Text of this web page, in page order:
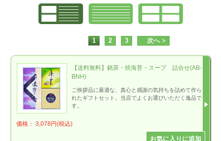
1 2 3 次へ
【送料無料】銘茶・焼海苔・スープ 詰合せ(AB-
BNH)
ご挨拶品に最適な、真心と感謝の気持ちを詰めて作ら
れたギフトセット。当店でよくお選びいただく逸品で
す。
価格： 3,078円(税込)